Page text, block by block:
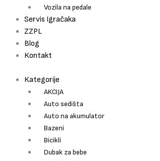
Vozila na pedale
Servis Igračaka
ZZPL
Blog
Kontakt
Kategorije
AKCIJA
Auto sedišta
Auto na akumulator
Bazeni
Bicikli
Dubak za bebe